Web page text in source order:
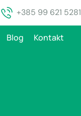
+385 99 621 5281
Blog Kontakt